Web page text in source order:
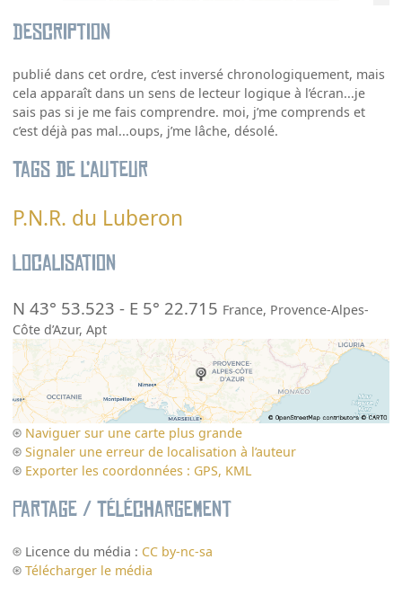
Description
publié dans cet ordre, c’est inversé chronologiquement, mais
cela apparaît dans un sens de lecteur logique à l’écran...je
sais pas si je me fais comprendre. moi, j’me comprends et
c’est déjà pas mal...oups, j’me lâche, désolé.
Tags de l’auteur
P.N.R. du Luberon
Localisation
N 43° 53.523 - E 5° 22.715 France, Provence-Alpes-
Côte d’Azur,Apt
Naviguer sur une carte plus grande
Signaler une erreur de localisation à l’auteur
Exporter les coordonnées : GPS, KML
Partage / Téléchargement
Licence du média : CC by-nc-sa
Télécharger le média